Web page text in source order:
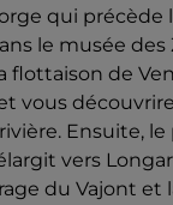
qui précède
le musée
flottaison de
vous
Ensuite, le
vers
du Vajont et